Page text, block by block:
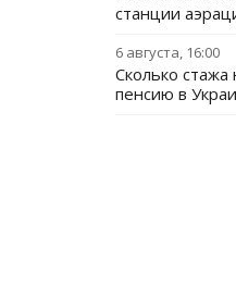
станции
6 августа, 16:00
Сколько
пенсию в